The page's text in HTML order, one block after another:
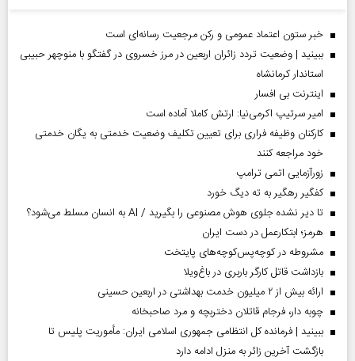
خبر ستون اعتماد عمومی و رکن مرجعیت رسانه‌ای است
ببینید | وضعیت تردد زائران اربعین در مرز خسروی در گفتگو با منوچهر حبیبی
استاندار کرمانشاه
اینترنت بی افسار
امیر سرتیپ اکرمی‌نیا: ارتش کاملا آماده است
کارکنان وظیفه فراری برای تعیین تکلیف وضعیت خدمتی به یگان خدمتی
خود مراجعه کنند
زورآزمایی اتمی ترامپ
کفگیر رهگیر به ته دیگ خورد
تا دیر نشده جلوی هوش مصنوعی را بگیرید / AI به انسان مسلط می‌شود؟
هرمز؛ ابتکارعمل در دست ایران
مشروطه در کوچه‌پس‌کوچه‌های پایتخت
بازداشت قاتل کارگر باربری در باغ‌ویلا
ارائه بیش از ۲ میلیون خدمت بهداشتی در اربعین حسینی
چوبه دار، فرجام قاتلان دختربچه و مرد صاحبخانه
ببینید | فرمانده کل انتظامی جمهوری اسلامی ایران­: مأموریت پلیس تا
بازگشت آخرین زائر به منزل ادامه دارد